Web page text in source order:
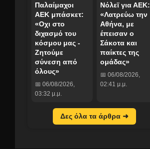
Παλαίμαχοι
ΑΕΚ μπάσκετ:
«Οχι στο
διχασμό του
κόσμου μας -
Ζητούμε
σύνεση από
όλους»
📅 06/08/2026,
03:32 μ.μ.
Νόλεϊ για ΑΕΚ:
«Λατρεύω την
Αθήνα, με
έπεισαν ο
Σάκοτα και
παίκτες της
ομάδας»
📅 06/08/2026,
02:41 μ.μ.
Δες όλα τα άρθρα ➜